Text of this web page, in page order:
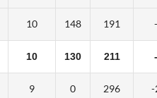
10 148 191
10 130 211
9 0 296 -